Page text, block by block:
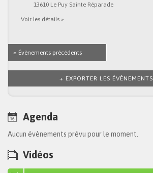
13610 Le Puy Sainte Réparade
Voir les détails »
« Évènements précédents
+ EXPORTER LES ÉVÈNEMENTS
Agenda
Aucun évènements prévu pour le moment.
Vidéos